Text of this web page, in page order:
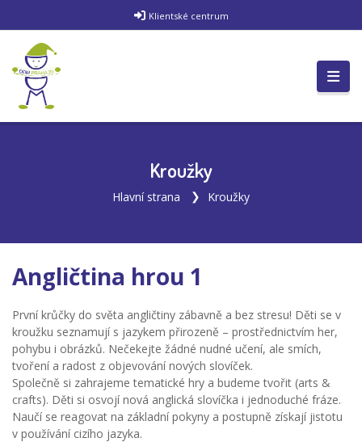
Klientské centrum
Kroužky
Hlavní strana Kroužky
Angličtina hrou 1
První krůčky do světa angličtiny zábavně a bez stresu! Děti se v
kroužku seznamují s jazykem přirozeně – prostřednictvím her,
pohybu i obrázků. Nečekejte žádné nudné učení, ale smích,
tvoření a radost z objevování nových slovíček.
Společně si zahrajeme tematické hry a budeme tvořit (arts &
crafts). Děti si osvojí nová anglická slovíčka i jednoduché fráze.
Naučí se reagovat na základní pokyny a postupně získají jistotu
v používání cizího jazyka.